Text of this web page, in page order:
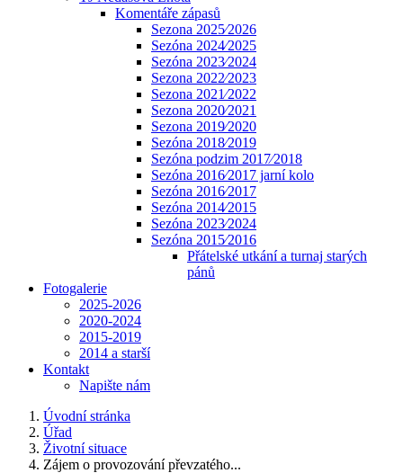
Komentáře zápasů
Sezona 2025⁄2026
Sezóna 2024⁄2025
Sezóna 2023⁄2024
Sezona 2022⁄2023
Sezona 2021⁄2022
Sezona 2020⁄2021
Sezona 2019⁄2020
Sezóna 2018⁄2019
Sezóna podzim 2017⁄2018
Sezóna 2016⁄2017 jarní kolo
Sezóna 2016⁄2017
Sezóna 2014⁄2015
Sezóna 2023⁄2024
Sezóna 2015⁄2016
Přátelské utkání a turnaj starých
pánů
Fotogalerie
2025-2026
2020-2024
2015-2019
2014 a starší
Kontakt
Napište nám
Úvodní stránka
Úřad
Životní situace
Zájem o provozování převzatého...